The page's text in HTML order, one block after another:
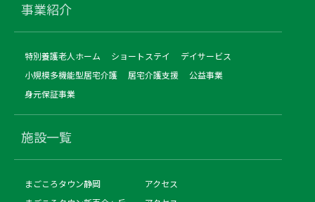
事業紹介
特別養護老人ホーム ショートステイ
デイサービス
小規模多機能型居宅介護
居宅介護支援
公益事業
身元保証事業
施設一覧
まごころタウン静岡
アクセス